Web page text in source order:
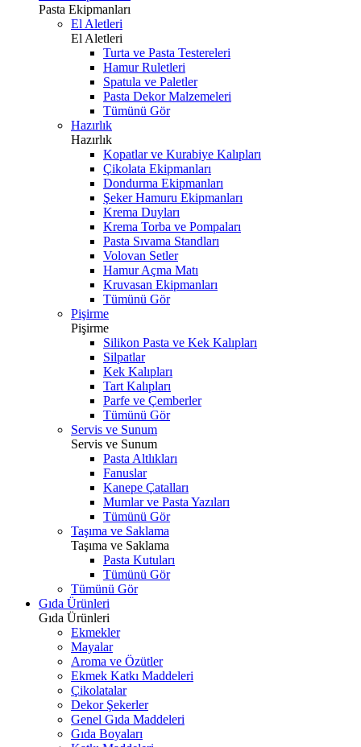
Pasta Ekipmanları
El Aletleri
El Aletleri
Turta ve Pasta Testereleri
Hamur Ruletleri
Spatula ve Paletler
Pasta Dekor Malzemeleri
Tümünü Gör
Hazırlık
Hazırlık
Kopatlar ve Kurabiye Kalıpları
Çikolata Ekipmanları
Dondurma Ekipmanları
Şeker Hamuru Ekipmanları
Krema Duyları
Krema Torba ve Pompaları
Pasta Sıvama Standları
Volovan Setler
Hamur Açma Matı
Kruvasan Ekipmanları
Tümünü Gör
Pişirme
Pişirme
Silikon Pasta ve Kek Kalıpları
Silpatlar
Kek Kalıpları
Tart Kalıpları
Parfe ve Çemberler
Tümünü Gör
Servis ve Sunum
Servis ve Sunum
Pasta Altlıkları
Fanuslar
Kanepe Çatalları
Mumlar ve Pasta Yazıları
Tümünü Gör
Taşıma ve Saklama
Taşıma ve Saklama
Pasta Kutuları
Tümünü Gör
Tümünü Gör
Gıda Ürünleri
Gıda Ürünleri
Ekmekler
Mayalar
Aroma ve Özütler
Ekmek Katkı Maddeleri
Çikolatalar
Dekor Şekerler
Genel Gıda Maddeleri
Gıda Boyaları